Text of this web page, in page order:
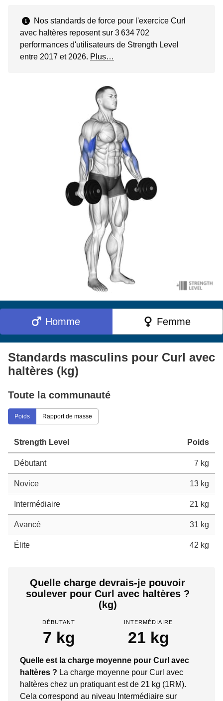
Nos standards de force pour l'exercice Curl
avec haltères reposent sur 3 634 702
performances d'utilisateurs de Strength Level
entre 2017 et 2026. Plus…
Homme Femme
Standards masculins pour Curl avec
haltères (kg)
Toute la communauté
Poids Rapport de masse
Strength Level Poids
Débutant 7 kg
Novice 13 kg
Intermédiaire 21 kg
Avancé 31 kg
Élite 42 kg
Quelle charge devrais-je pouvoir
soulever pour Curl avec haltères ?
(kg)
DÉBUTANT
7 kg
INTERMÉDIAIRE
21 kg
Quelle est la charge moyenne pour Curl avec
haltères ? La charge moyenne pour Curl avec
haltères chez un pratiquant est de 21 kg (1RM).
Cela correspond au niveau Intermédiaire sur